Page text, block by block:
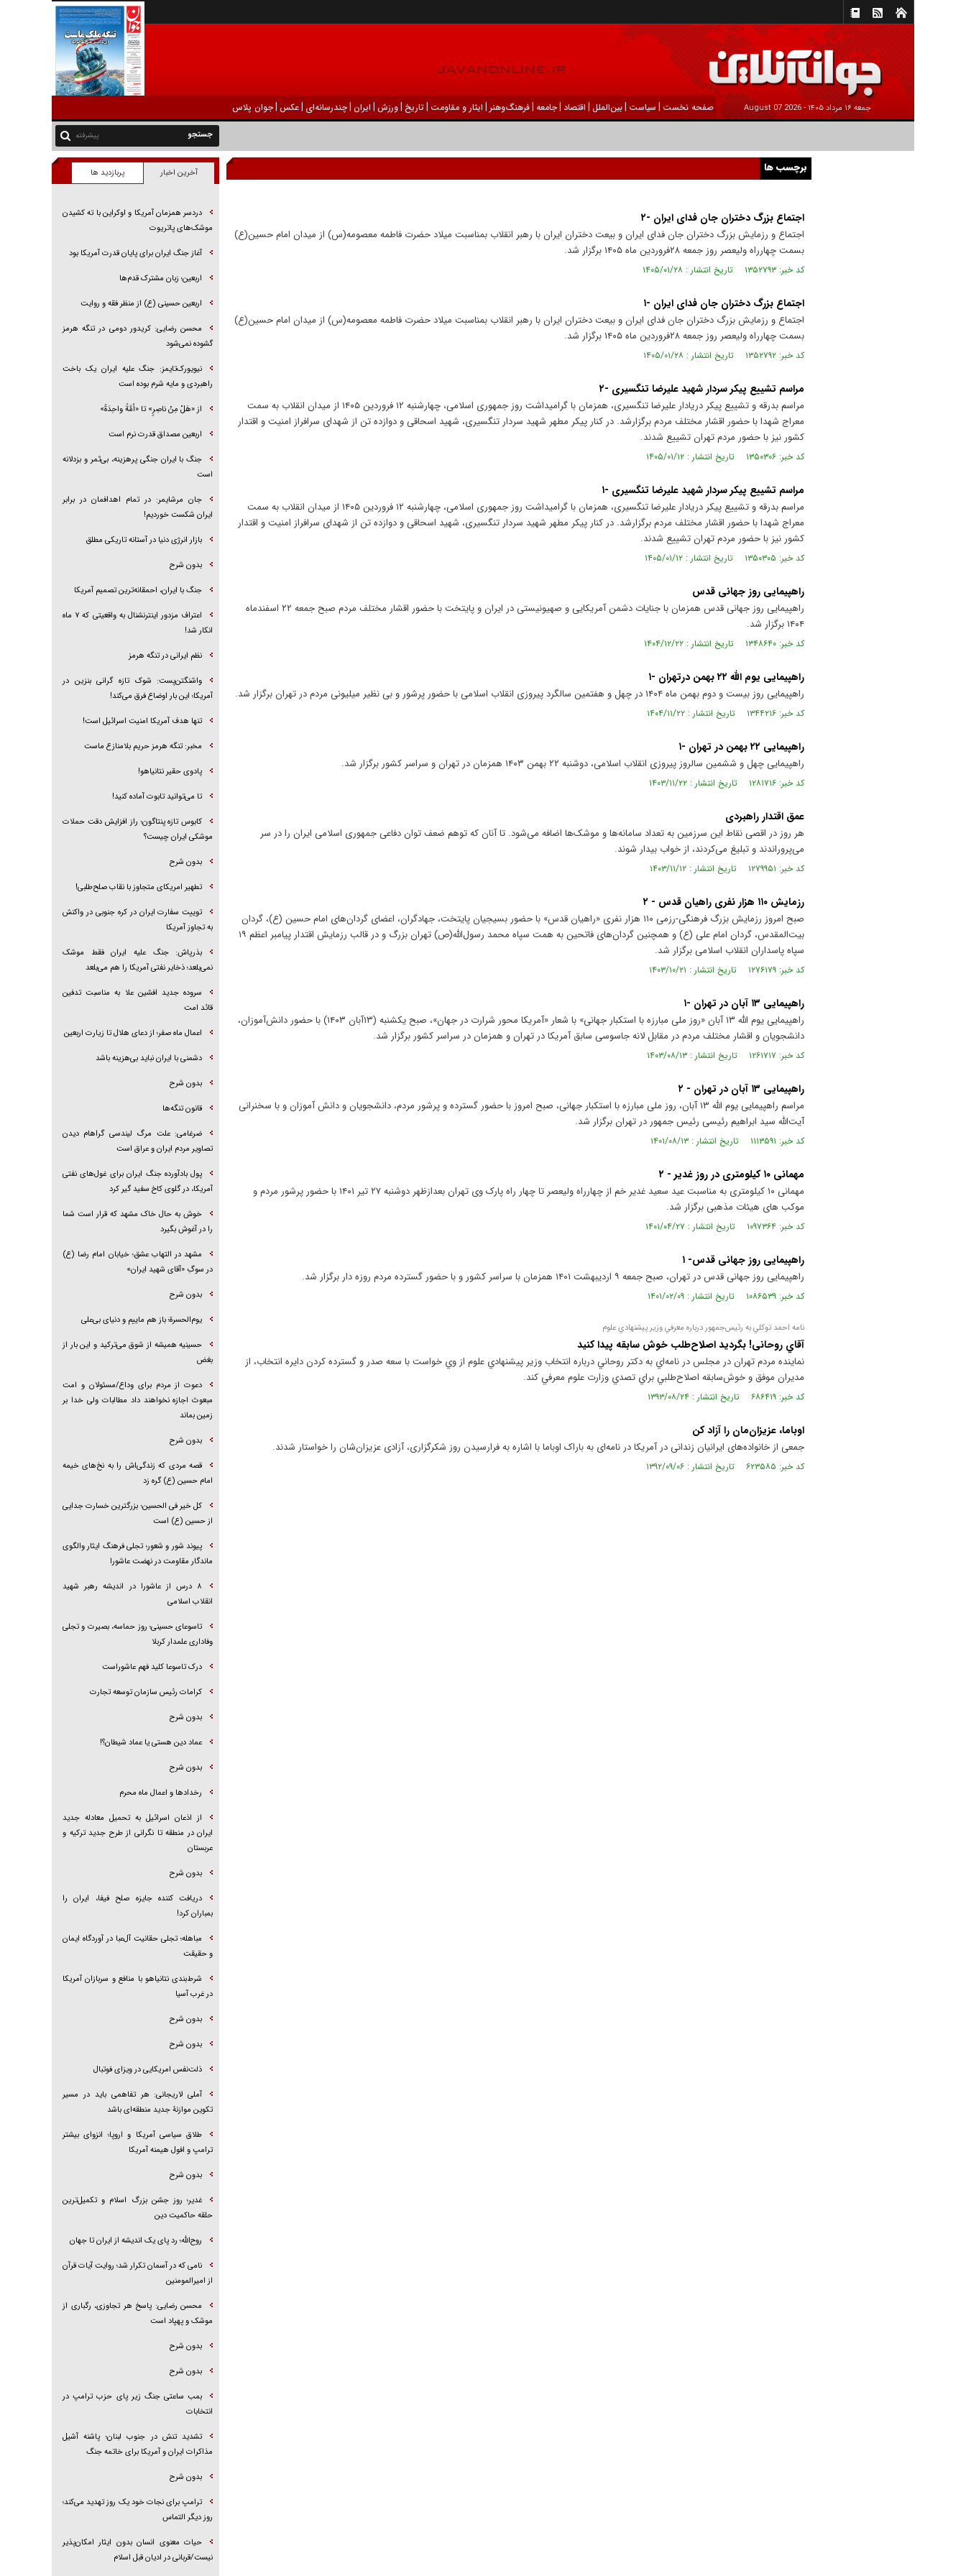
جمعه ۱۶ مرداد ۱۴۰۵ - 2026 August 07 صفحه نخست | سیاست |بين‌الملل | اقتصاد |جامعه |فرهنگ‌و‌هنر | ایثار و مقاومت |تاریخ |ورزش | ايران |چندرسانه‌ای |عکس |جوان پلاس
پیشرفته
برچسب ها
اجتماع بزرگ دختران جان فدای ایران -۲
اجتماع و رزمایش بزرگ دختران جان فدای ایران و بیعت دختران ایران با رهبر انقلاب بمناسبت میلاد حضرت فاطمه معصومه(س) از میدان امام حسین(ع)
بسمت چهارراه ولیعصر روز جمعه ۲۸فروردین ماه ۱۴۰۵ برگزار شد.
کد خبر: ۱۳۵۲۷۹۳ تاریخ انتشار : ۱۴۰۵/۰۱/۲۸
اجتماع بزرگ دختران جان فدای ایران -۱
اجتماع و رزمایش بزرگ دختران جان فدای ایران و بیعت دختران ایران با رهبر انقلاب بمناسبت میلاد حضرت فاطمه معصومه(س) از میدان امام حسین(ع)
بسمت چهارراه ولیعصر روز جمعه ۲۸فروردین ماه ۱۴۰۵ برگزار شد.
کد خبر: ۱۳۵۲۷۹۲ تاریخ انتشار : ۱۴۰۵/۰۱/۲۸
مراسم تشییع پیکر سردار شهید علیرضا تنگسیری -۲
مراسم بدرقه و تشییع پیکر دریادار علیرضا تنگسیری، همزمان با گرامیداشت روز جمهوری اسلامی، چهارشنبه ۱۲ فروردین ۱۴۰۵ از میدان انقلاب به سمت
معراج شهدا با حضور اقشار مختلف مردم برگزارشد. در کنار پیکر مطهر شهید سردار تنگسیری، شهید اسحاقی و دوازده تن از شهدای سرافراز امنیت و اقتدار
کشور نیز با حضور مردم تهران تشییع شدند.
کد خبر: ۱۳۵۰۳۰۶ تاریخ انتشار : ۱۴۰۵/۰۱/۱۲
مراسم تشییع پیکر سردار شهید علیرضا تنگسیری -۱
مراسم بدرقه و تشییع پیکر دریادار علیرضا تنگسیری، همزمان با گرامیداشت روز جمهوری اسلامی، چهارشنبه ۱۲ فروردین ۱۴۰۵ از میدان انقلاب به سمت
معراج شهدا با حضور اقشار مختلف مردم برگزارشد. در کنار پیکر مطهر شهید سردار تنگسیری، شهید اسحاقی و دوازده تن از شهدای سرافراز امنیت و اقتدار
کشور نیز با حضور مردم تهران تشییع شدند.
کد خبر: ۱۳۵۰۳۰۵ تاریخ انتشار : ۱۴۰۵/۰۱/۱۲
راهپیمایی روز جهانی قدس
راهپیمایی روز جهانی قدس همزمان با جنایات دشمن آمریکایی و صهیونیستی در ایران و پایتخت با حضور اقشار مختلف مردم صبح جمعه ۲۲ اسفندماه
۱۴۰۴ برگزار شد.
کد خبر: ۱۳۴۸۶۴۰ تاریخ انتشار : ۱۴۰۴/۱۲/۲۲
راهپیمایی یوم الله ۲۲ بهمن درتهران -۱
راهپیمایی روز بیست و دوم بهمن ماه ۱۴۰۴ در چهل و هفتمین سالگرد پیروزی انقلاب اسلامی با حضور پرشور و بی نظیر میلیونی مردم در تهران برگزار شد.
کد خبر: ۱۳۴۴۲۱۶ تاریخ انتشار : ۱۴۰۴/۱۱/۲۲
راهپیمایی ۲۲ بهمن در تهران -۱
راهپیمایی چهل و ششمین سالروز پیروزی انقلاب اسلامی، دوشنبه ۲۲ بهمن ۱۴۰۳ همزمان در تهران و سراسر کشور برگزار شد.
کد خبر: ۱۲۸۱۷۱۶ تاریخ انتشار : ۱۴۰۳/۱۱/۲۲
عمق اقتدار راهبردی
هر روز در اقصی نقاط این سرزمین به تعداد سامانه‌ها و موشک‌ها اضافه می‌شود. تا آنان که توهم ضعف توان دفاعی جمهوری اسلامی ایران را در سر
می‌پروراندند و تبلیغ می‌کردند، از خواب بیدار شوند.
کد خبر: ۱۲۷۹۹۵۱ تاریخ انتشار : ۱۴۰۳/۱۱/۱۲
رزمایش ۱۱۰ هزار نفری راهیان قدس - ۲
صبح امروز رزمایش بزرگ فرهنگی-رزمی ۱۱۰ هزار نفری «راهیان قدس» با حضور بسیجیان پایتخت، جهادگران، اعضای گردان‌های امام حسین (ع)، گردان
بیت‌المقدس، گردان امام علی (ع) و همچنین گردان‌های فاتحین به همت سپاه محمد رسول‌الله(ص)‌ تهران بزرگ و در قالب رزمایش اقتدار پیامبر اعظم ۱۹
سپاه پاسداران انقلاب اسلامی برگزار شد.
کد خبر: ۱۲۷۶۱۷۹ تاریخ انتشار : ۱۴۰۳/۱۰/۲۱
راهپیمایی ۱۳ آبان در تهران -۱
راهپیمایی یوم الله ۱۳ آبان «روز ملی مبارزه با استکبار جهانی» با شعار «آمریکا محور شرارت در جهان»، صبح یکشنبه (۱۳آبان ۱۴۰۳) با حضور دانش‌آموزان،
دانشجویان و اقشار مختلف مردم در مقابل لانه جاسوسی سابق آمریکا در تهران و همزمان در سراسر کشور برگزار شد.
کد خبر: ۱۲۶۱۷۱۷ تاریخ انتشار : ۱۴۰۳/۰۸/۱۳
راهپیمایی ۱۳ آبان در تهران - ۲
مراسم راهپیمایی یوم الله ۱۳ آبان، روز ملی مبارزه با استکبار جهانی، صبح امروز با حضور گسترده و پرشور مردم، دانشجویان و دانش آموزان و با سخنرانی
آیت‌الله سید ابراهیم رئیسی رئیس جمهور در تهران برگزار شد.
کد خبر: ۱۱۱۳۵۹۱ تاریخ انتشار : ۱۴۰۱/۰۸/۱۳
مهمانی ۱۰ کیلومتری در روز غدیر - ۲
مهمانی ۱۰ کیلومتری به مناسبت عید سعید غدیر خم از چهارراه ولیعصر تا چهار راه پارک وی تهران بعدازظهر دوشنبه ۲۷ تیر ۱۴۰۱ با حضور پرشور مردم و
موکب های هیئات مذهبی برگزار شد.
کد خبر: ۱۰۹۷۳۶۴ تاریخ انتشار : ۱۴۰۱/۰۴/۲۷
راهپیمایی روز جهانی قدس- ۱
راهپیمایی روز جهانی قدس در تهران، صبح جمعه ۹ اردیبهشت ۱۴۰۱ همزمان با سراسر کشور و با حضور گسترده مردم روزه دار برگزار شد.
کد خبر: ۱۰۸۶۵۳۹ تاریخ انتشار : ۱۴۰۱/۰۲/۰۹
نامه ‌‌احمد توكلي به رئيس‌جمهور درباره معرفي وزير پيشنهادي علوم
آقاي روحانی! بگرديد اصلاح‌طلب خوش سابقه پيدا كنيد
نماينده مردم تهران در مجلس در نامه‌اي به دكتر روحاني درباره انتخاب وزير پيشنهادي علوم از وي خواست با سعه صدر و گسترده كردن دايره انتخاب، از
مديران موفق و خوش‌سابقه اصلاح‌طلبي براي تصدي وزارت علوم معرفي كند.
کد خبر: ۶۸۶۴۱۹ تاریخ انتشار : ۱۳۹۳/۰۸/۲۴
اوباما، عزیزان‌مان‌ را آزاد کن
جمعی از خانواده‌های ایرانیان زندانی در آمریکا در نامه‌ای به باراک اوباما با اشاره به فرارسیدن روز شکرگزاری، آزادی عزیزان‌شان را خواستار شدند.
کد خبر: ۶۲۳۵۸۵ تاریخ انتشار : ۱۳۹۲/۰۹/۰۶
آخرین اخبار پربازدید ها
دردسر همزمان آمریکا و اوکراین با ته کشیدن
موشک‌های پاتریوت
آغاز جنگ ایران برای پایان قدرت آمریکا بود
اربعین؛ زبان مشترک قدم‌ها
اربعین حسینی (ع) از منظر فقه و روایت
محسن رضایی: کریدور دومی در تنگه هرمز
گشوده نمی‌شود
نیویورک‌تایمز: جنگ علیه ایران یک باخت
راهبردی و مایه شرم بوده است
از «هَلْ مِنْ ناصِرٍ» تا «اُمَّةً واحِدَةً»
اربعین مصداق قدرت نرم است
جنگ با ایران جنگی پرهزینه، بی‌ثمر و بزدلانه
است
جان مرشایمر: در تمام اهدافمان در برابر
ایران شکست خوردیم!
بازار انرژی دنیا در آستانه تاریکی مطلق
بدون شرح
جنگ با ایران، احمقانه‌ترین تصمیم آمریکا
اعتراف مزدور اینترنشنال به واقعیتی که ۷ ماه
انکار شد!
نظم ایرانی در تنگه هرمز
واشنگتن‌پست: شوک تازه گرانی بنزین در
آمریکا؛ این بار اوضاع فرق می‌کند!
تنها هدف آمریکا امنیت اسرائیل است!
مخبر: تنگه هرمز حریم بلامنازع ماست
پادوی حقیر نتانیاهو!
تا می‌توانید تابوت آماده کنید!
کابوس تازه پنتاگون؛ راز افزایش دقت حملات
موشکی ایران چیست؟
بدون شرح
تطهیر امریکای متجاوز با نقاب صلح‌طلبی!
توییت سفارت ایران در کره جنوبی در واکنش
به تجاوز آمریکا
بذرپاش: ‏جنگ علیه ایران فقط موشک
نمی‌بلعد؛ ذخایر نفتی آمریکا را هم می‌بلعد
سروده جدید افشین علا به مناسبت تدفین
قائد امت
اعمال ماه صفر؛ از دعای هلال تا زیارت اربعین
دشمنی با ایران نباید بی‌هزینه باشد
بدون شرح
قانون تنگه‌ها
ضرغامی: علت مرگ لیندسی گراهام دیدن
تصاویر مردم ایران و عراق است
پول بادآورده جنگ ایران برای غول‌های نفتی
آمریکا، در گلوی کاخ سفید گیر کرد
خوش به حال خاک مشهد که قرار است شما
را در آغوش بگیرد
مشهد در التهاب عشق؛ خیابان امام رضا (ع)
در سوگِ «آقای شهید ایران»
بدون شرح
یوم‌الحسرة؛ باز هم ماییم و دنیای بی‌علی
حسینیه همیشه از شوق می‌ترکید و این بار از
بغض
دعوت از مردم برای وداع/مسئولان و امت
مبعوث اجازه نخواهند داد مطالبات ولی خدا بر
زمین بماند
بدون شرح
قصه مردی که زندگی‌اش را به نخ‌های خیمه
امام حسین (ع) گره زد
کل خیر فی الحسین؛ بزرگترین خسارت جدایی
از حسین (ع) است
پیوند شور و شعور؛ تجلی فرهنگ ایثار والگوی
ماندگار مقاومت در نهضت عاشورا
۸ درس از عاشورا در اندیشه رهبر شهید
انقلاب اسلامی
تاسوعای حسینی؛ روز حماسه، بصیرت و تجلی
وفاداری علمدار کربلا
درک تاسوعا کلید فهم عاشوراست
کرامات رئیس سازمان توسعه تجارت
بدون شرح
عماد دین هستی یا عماد شیطان؟!
بدون شرح
رخداد‌ها و اعمال ماه محرم
از اذعان اسرائیل به تحمیل معادله جدید
ایران در منطقه تا نگرانی از طرح جدید ترکیه و
عربستان
بدون شرح
دریافت کننده جایزه صلح فیفا، ایران را
بمباران کرد!
مباهله؛ تجلی حقانیت آل‌عبا در آوردگاه ایمان
و حقیقت
شرط‌بندی نتانیاهو با منافع و سربازان آمریکا
در غرب آسیا
بدون شرح
بدون شرح
ذلت‌نفس امریکایی در ویزای فوتبال
آملی لاریجانی: هر تفاهمی باید در مسیر
تکوین موازنۀ جدید منطقه‌ای باشد
طلاق سیاسی آمریکا و اروپا؛ انزوای بیشتر
ترامپ و افول هیمنه آمریکا
بدون شرح
غدیر؛ روز جشن بزرگ اسلام و تکمیل‌ترین
حلقه حاکمیت دین
روح‌الله؛ رد پای یک اندیشه از ایران تا جهان
نامی که در آسمان تکرار شد؛ روایت آیات قرآن
از امیرالمومنین
محسن رضایی: پاسخ هر تجاوزی، رگباری از
موشک و پهپاد است
بدون شرح
بدون شرح
بمب ساعتی جنگ زیر پای حزب ترام‍پ در
انتخابات
تشدید تنش در جنوب لبنان؛ پاشنه آشیل
مذاکرات ایران و آمریکا برای خاتمه جنگ
بدون شرح
ترامپ برای نجات خود یک روز تهدید می‌کند؛
روز دیگر التماس
حیات معنوی انسان بدون ایثار امکان‌پذیر
نیست/قربانی در ادیان قبل اسلام